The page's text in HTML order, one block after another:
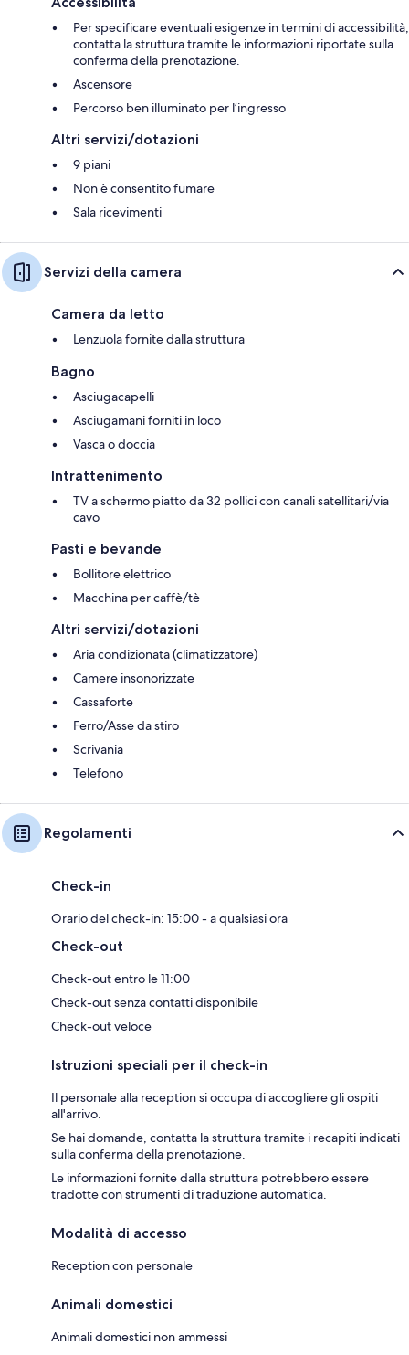
Per specificare eventuali esigenze in termini di accessibilità,
contatta la struttura tramite le informazioni riportate sulla
conferma della prenotazione.
Ascensore
Percorso ben illuminato per l’ingresso
Altri servizi/dotazioni
9 piani
Non è consentito fumare
Sala ricevimenti
Servizi della camera
Camera da letto
Lenzuola fornite dalla struttura
Bagno
Asciugacapelli
Asciugamani forniti in loco
Vasca o doccia
Intrattenimento
TV a schermo piatto da 32 pollici con canali satellitari/via
cavo
Pasti e bevande
Bollitore elettrico
Macchina per caffè/tè
Altri servizi/dotazioni
Aria condizionata (climatizzatore)
Camere insonorizzate
Cassaforte
Ferro/Asse da stiro
Scrivania
Telefono
Regolamenti
Check-in
Orario del check-in: 15:00 - a qualsiasi ora
Check-out
Check-out entro le 11:00
Check-out senza contatti disponibile
Check-out veloce
Istruzioni speciali per il check-in
Il personale alla reception si occupa di accogliere gli ospiti
all'arrivo.
Se hai domande, contatta la struttura tramite i recapiti indicati
sulla conferma della prenotazione.
Le informazioni fornite dalla struttura potrebbero essere
tradotte con strumenti di traduzione automatica.
Modalità di accesso
Reception con personale
Animali domestici
Animali domestici non ammessi